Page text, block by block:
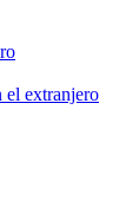
el extranjero